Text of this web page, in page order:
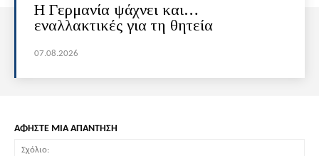
H Γερμανία ψάχνει και…
εναλλακτικές για τη θητεία
07.08.2026
ΑΦΗΣΤΕ ΜΙΑ ΑΠΑΝΤΗΣΗ